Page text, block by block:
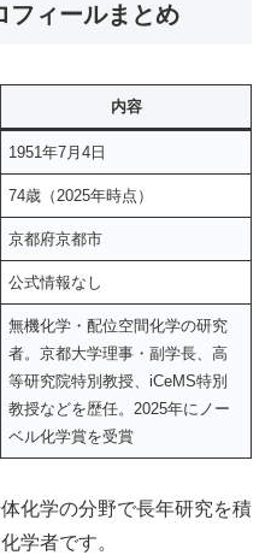
フィールまとめ
内容
1951年7月4日
74歳（2025年時点）
京都府京都市
公式情報なし
無機化学・配位空間化学の研究
者。京都大学理事・副学長、高
等研究院特別教授、iCeMS特別
教授などを歴任。2025年にノー
ベル化学賞を受賞
化学の分野で長年研究を積
学者です。